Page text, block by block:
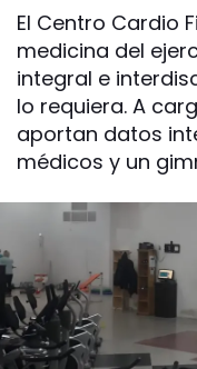
El Centro Cardio
medicina del
integral e
lo requiera. A
aportan datos
médicos y un